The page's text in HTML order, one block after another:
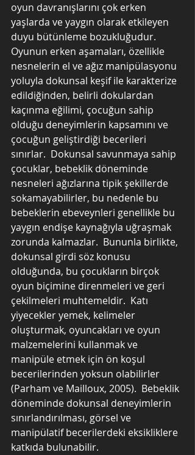
oyun davranışlarını çok erken
yaşlarda ve yaygın olarak etkileyen
duyu bütünleme bozukluğudur.
Oyunun erken aşamaları, özellikle
nesnelerin el ve ağız manipülasyonu
yoluyla dokunsal keşif ile karakterize
edildiğinden, belirli dokulardan
kaçınma eğilimi, çocuğun sahip
olduğu deneyimlerin kapsamını ve
çocuğun geliştirdiği becerileri
sınırlar.  Dokunsal savunmaya sahip
çocuklar, bebeklik döneminde
nesneleri ağızlarına tipik şekillerde
sokamayabilirler, bu nedenle bu
bebeklerin ebeveynleri genellikle bu
yaygın endişe kaynağıyla uğraşmak
zorunda kalmazlar.  Bununla birlikte,
dokunsal girdi söz konusu
olduğunda, bu çocukların birçok
oyun biçimine direnmeleri ve geri
çekilmeleri muhtemeldir.  Katı
yiyecekler yemek, kelimeler
oluşturmak, oyuncakları ve oyun
malzemelerini kullanmak ve
manipüle etmek için ön koşul
becerilerinden yoksun olabilirler
(Parham ve Mailloux, 2005).  Bebeklik
döneminde dokunsal deneyimlerin
sınırlandırılması, görsel ve
manipülatif becerilerdeki eksikliklere
katkıda bulunabilir.